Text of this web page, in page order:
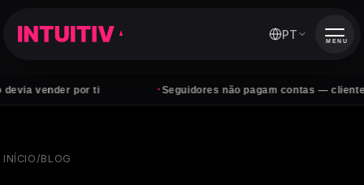
por ti Seguidores não pagam contas — clientes sim
PT MENU
INÍCIO/BLOG